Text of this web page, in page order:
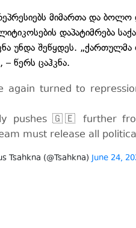
მიმართა და ბოლო
დაპატიმრება
უნდა შეწყდეს.
წერს ცაჰკნა.
again turned to
pushes 🇬🇪 further
must release all
Tsahkna (@Tsahkna) June 24,